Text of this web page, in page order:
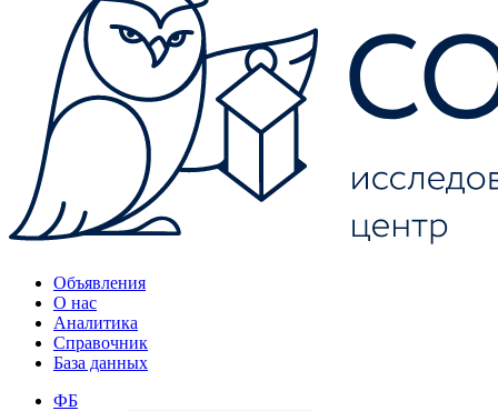
Объявления
О нас
Аналитика
Справочник
База данных
ФБ